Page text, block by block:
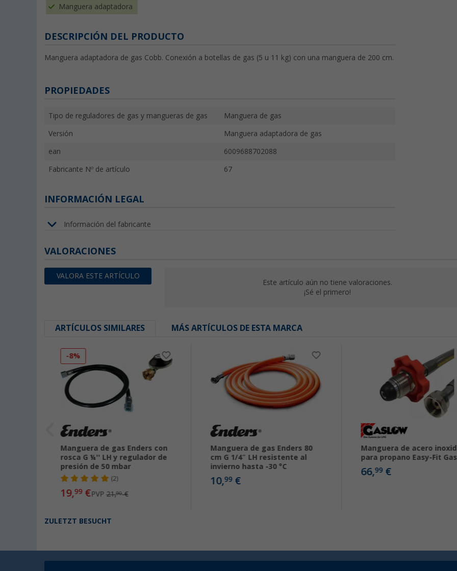
Manguera adaptadora
DESCRIPCIÓN DEL PRODUCTO
Manguera adaptadora de gas Cobb. Conexión a botellas de gas (5 u 11 kg) con una manguera de 200 cm.
PROPIEDADES
Tipo de reguladores de gas y mangueras de gas Manguera de gas
Versión Manguera adaptadora de gas
ean 6009688702088
Fabricante Nº de artículo 67
INFORMACIÓN LEGAL
Información del fabricante
VALORACIONES
VALORA ESTE ARTÍCULO
Este artículo aún no tiene valoraciones.
¡Sé el primero!
ARTÍCULOS SIMILARES MÁS ARTÍCULOS DE ESTA MARCA
-8%
Manguera de gas Enders con
rosca G ¼'' LH y regulador de
presión de 50 mbar
(2)
19,99€PVP21,90€
Manguera de gas Enders 80
cm G 1/4″ LH resistente al
invierno hasta -30 °C
10,99€
Manguera de acero
para propano Easy-Fit
66,99€
ZULETZT BESUCHT